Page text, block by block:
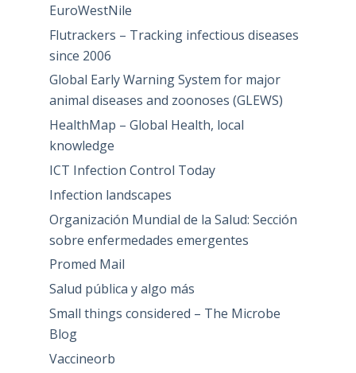
EuroWestNile
Flutrackers – Tracking infectious diseases
since 2006
Global Early Warning System for major
animal diseases and zoonoses (GLEWS)
HealthMap – Global Health, local
knowledge
ICT Infection Control Today
Infection landscapes
Organización Mundial de la Salud: Sección
sobre enfermedades emergentes
Promed Mail
Salud pública y algo más
Small things considered – The Microbe
Blog
Vaccineorb